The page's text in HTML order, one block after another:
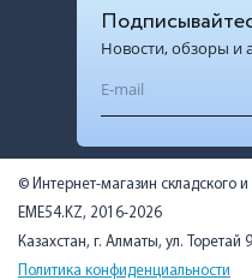
Новости, обзоры и
© Интернет-магазин складского
EME54.KZ, 2016-2026
Казахстан, г. Алматы, ул. Торетай
Политика конфиденциальности